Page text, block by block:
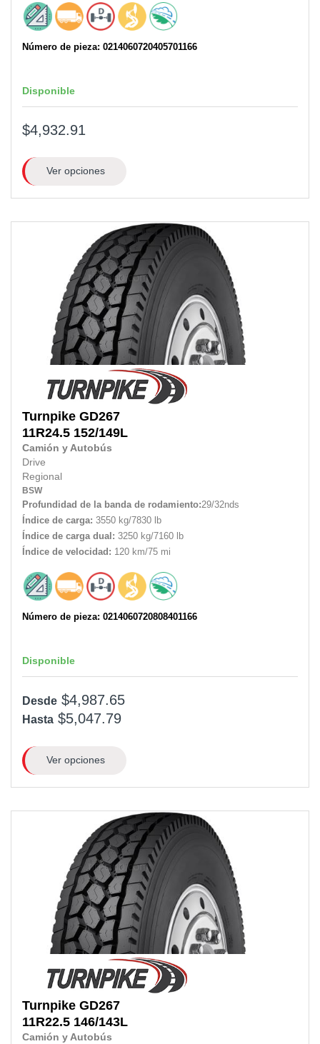
Número de pieza: 0214060720405701166
Disponible
$4,932.91
Ver opciones
Turnpike GD267
11R24.5 152/149L
Camión y Autobús
Drive
Regional
BSW
Profundidad de la banda de rodamiento:29/32nds
Índice de carga: 3550 kg/7830 lb
Índice de carga dual: 3250 kg/7160 lb
Índice de velocidad: 120 km/75 mi
Número de pieza: 0214060720808401166
Disponible
Desde $4,987.65
Hasta $5,047.79
Ver opciones
Turnpike GD267
11R22.5 146/143L
Camión y Autobús